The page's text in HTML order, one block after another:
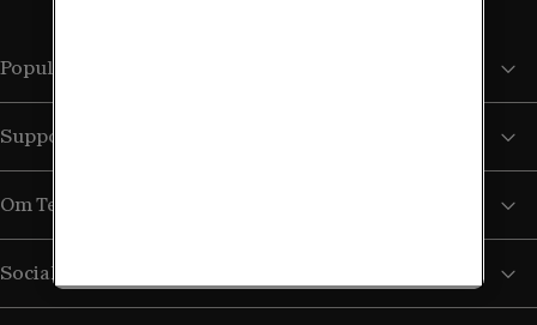
Populära sidor
Support
Om Tele2
Sociala medier